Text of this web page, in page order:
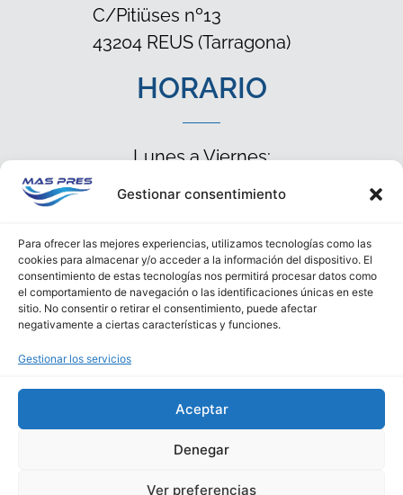
Gestionar consentimiento
Para ofrecer las mejores experiencias, utilizamos tecnologías como las
cookies para almacenar y/o acceder a la información del dispositivo. El
consentimiento de estas tecnologías nos permitirá procesar datos como
el comportamiento de navegación o las identificaciones únicas en este
sitio. No consentir o retirar el consentimiento, puede afectar
negativamente a ciertas características y funciones.
Gestionar los servicios
Aceptar
Denegar
Ver preferencias
C/Pitiüses nº13
43204 REUS (Tarragona)
HORARIO
Lunes a Viernes:
- 9:00h a 14:00h
CONTACTO
977 39 34 44
659 09 04 44